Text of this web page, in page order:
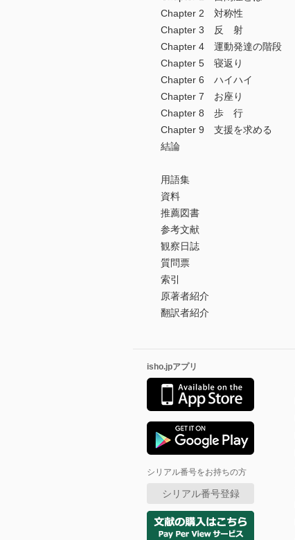
Chapter 2 対称性
Chapter 3 反 射
Chapter 4 運動発達の階段
Chapter 5 寝返り
Chapter 6 ハイハイ
Chapter 7 お座り
Chapter 8 歩 行
Chapter 9 支援を求める
結論
用語集
資料
推薦図書
参考文献
観察日誌
質問票
索引
原著者紹介
翻訳者紹介
isho.jpアプリ
シリアル番号をお持ちの方
シリアル番号登録